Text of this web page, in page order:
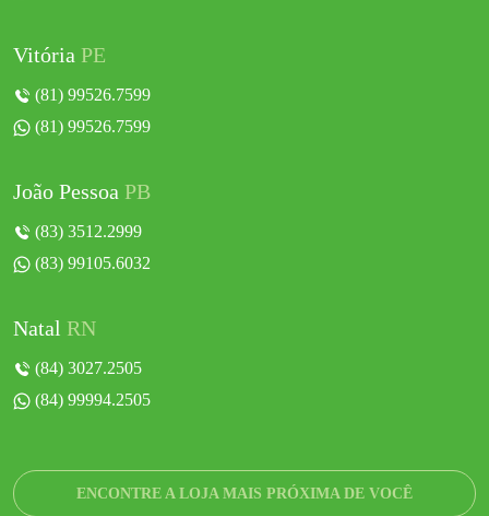
Vitória PE
(81) 99526.7599
(81) 99526.7599
João Pessoa PB
(83) 3512.2999
(83) 99105.6032
Natal RN
(84) 3027.2505
(84) 99994.2505
ENCONTRE A LOJA MAIS PRÓXIMA DE VOCÊ